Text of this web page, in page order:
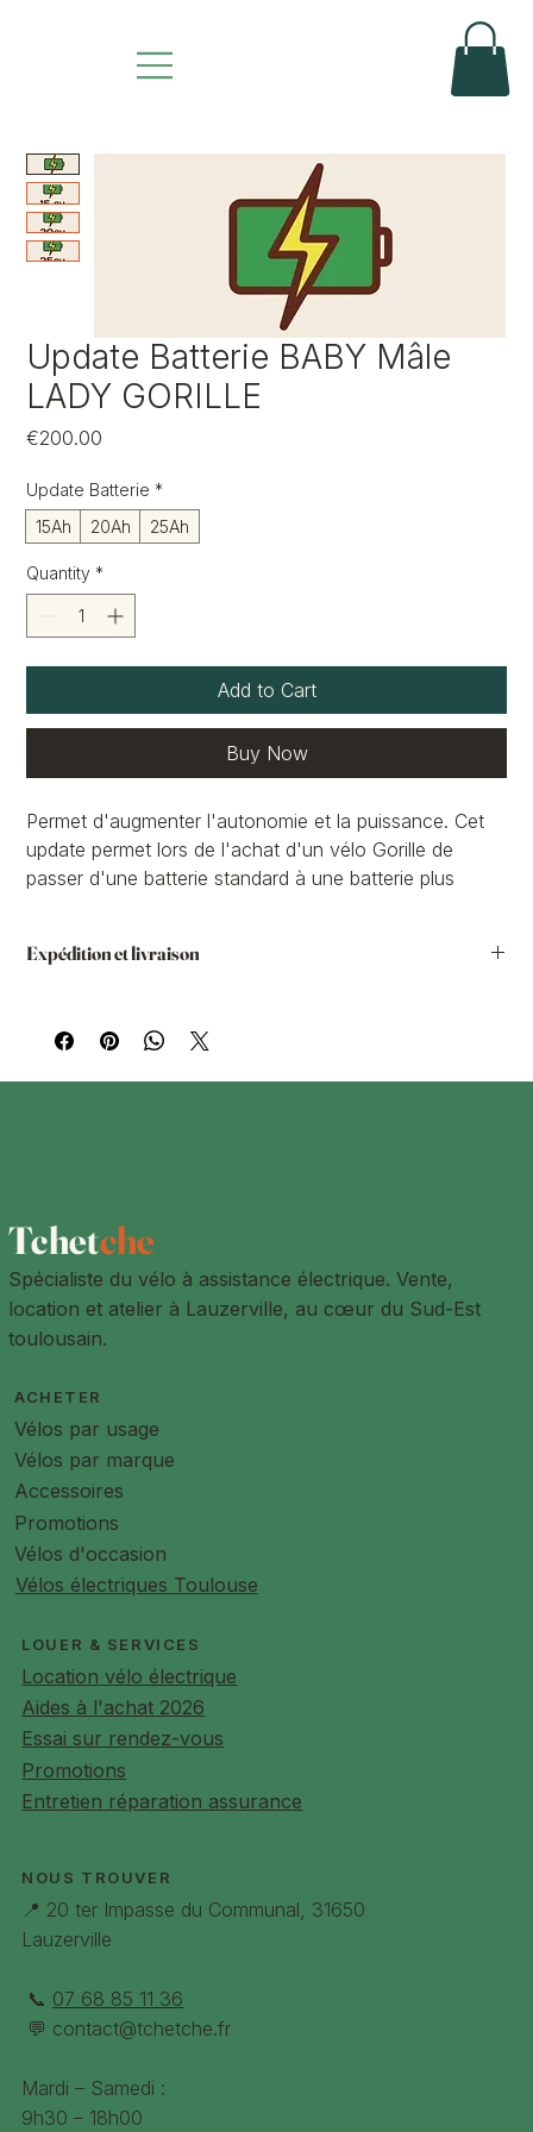
Update Batterie BABY Mâle
LADY GORILLE
€200.00
Update Batterie *
15Ah
20Ah 25Ah
Quantity *
Add to Cart
Buy Now
Permet d'augmenter l'autonomie et la puissance. Cet
update permet lors de l'achat d'un vélo Gorille de
passer d'une batterie standard à une batterie plus
Expédition et livraison
site internet et de demander le retrait chez nous. Vous
pourrez le retirer dans nos locaux à Lauzerville ou dans un
à plus de 15km de Lauzerville
Tchetche
Spécialiste du vélo à assistance électrique. Vente,
location et atelier à Lauzerville, au cœur du Sud-Est
toulousain.
ACHETER
Vélos par usage
Vélos par marque
Accessoires
Promotions
Vélos d'occasion
Vélos électriques Toulouse
LOUER & SERVICES
Location vélo électrique
Aides à l'achat 2026
Essai sur rendez-vous
Promotions
Entretien réparation assurance
NOUS TROUVER
📍 20 ter Impasse du Communal, 31650
Lauzerville
📞 07 68 85 11 36
💬 contact@tchetche.fr
Mardi – Samedi :
9h30 – 18h00